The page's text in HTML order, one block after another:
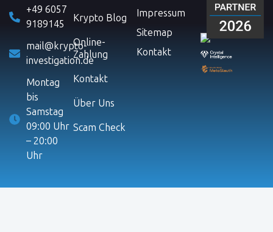
+49 6057
9189145
mail@krypto-
investigation.de
Montag
bis
Samstag
09:00 Uhr
– 20:00
Uhr
Krypto Blog
Online-
Zahlung
Kontakt
Über Uns
Scam Check
Impressum
Sitemap
Kontakt